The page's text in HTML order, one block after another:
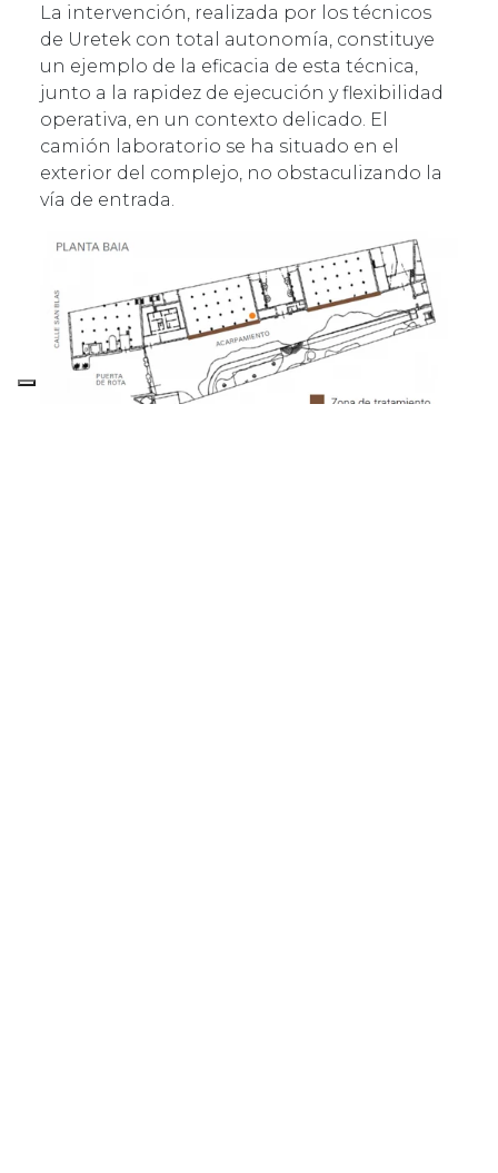
La intervención, realizada por los técnicos
de Uretek con total autonomía, constituye
un ejemplo de la eficacia de esta técnica,
junto a la rapidez de ejecución y flexibilidad
operativa, en un contexto delicado. El
camión laboratorio se ha situado en el
exterior del complejo, no obstaculizando la
vía de entrada.